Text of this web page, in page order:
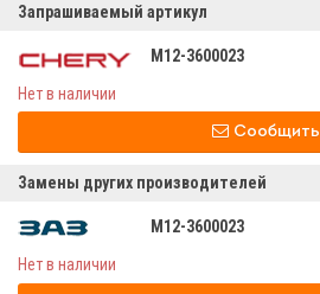
Запрашиваемый артикул
M12-3600023
Нет в наличии
Сообщить
Замены других производителей
M12-3600023
Нет в наличии